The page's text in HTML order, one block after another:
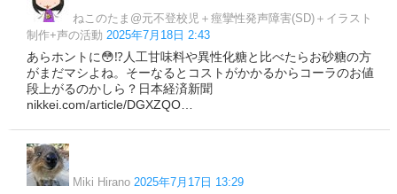
ねこのたま@元不登校児＋痙攣性発声障害(SD)＋イラスト
制作+声の活動 2025年7月18日 2:43
あらホントに😳⁉人工甘味料や異性化糖と比べたらお砂糖の方
がまだマシよね。そーなるとコストがかかるからコーラのお値
段上がるのかしら？日本経済新聞
nikkei.com/article/DGXZQO…
Miki Hirano 2025年7月17日 13:29